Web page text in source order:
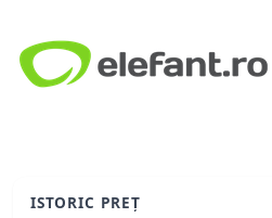
ISTORIC PREȚ